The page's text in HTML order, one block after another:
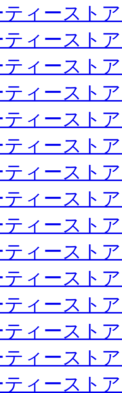
ィースト
ィースト
ィースト
ィースト
ィースト
ィースト
ィースト
ィースト
ィースト
ィースト
ィースト
ィースト
ィースト
ィースト
ィースト